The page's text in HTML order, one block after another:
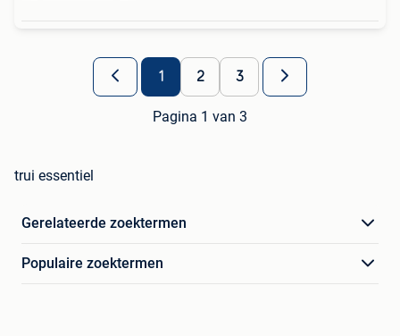
1 2 3
Pagina 1 van 3
trui essentiel
Gerelateerde zoektermen
Populaire zoektermen